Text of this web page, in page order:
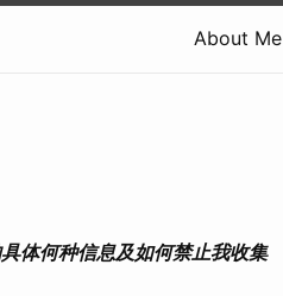
About Me
体何种信息及如何禁止我收集